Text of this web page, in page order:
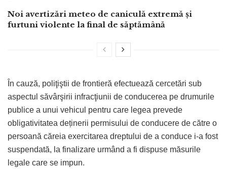
Noi avertizări meteo de caniculă extremă și
furtuni violente la final de săptămână
În cauză, poliţiştii de frontieră efectuează cercetări sub
aspectul săvârşirii infracţiunii de conducerea pe drumurile
publice a unui vehicul pentru care legea prevede
obligativitatea deținerii permisului de conducere de către o
persoană căreia exercitarea dreptului de a conduce i-a fost
suspendată, la finalizare urmând a fi dispuse măsurile
legale care se impun.